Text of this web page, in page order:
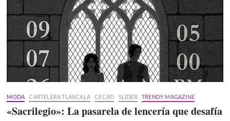
MODA CARTELERA TLAXCALA CECATI SLIDER TRENDY MAGAZINE
«Sacrilegio»: La pasarela de lencería que desafía